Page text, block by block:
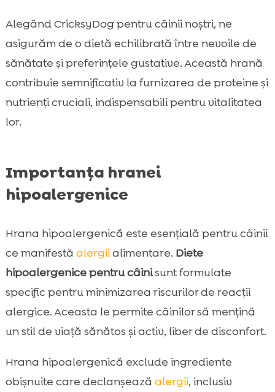
Alegând CricksyDog pentru câinii noștri, ne
asigurăm de o dietă echilibrată între nevoile de
sănătate și preferințele gustative. Această hrană
contribuie semnificativ la furnizarea de proteine și
nutrienți cruciali, indispensabili pentru vitalitatea
lor.
Importanța hranei
hipoalergenice
Hrana hipoalergenică este esențială pentru câinii
ce manifestă alergiialimentare. Diete
hipoalergenice pentru câinisunt formulate
specific pentru minimizarea riscurilor de reacții
alergice. Aceasta le permite câinilor să mențină
un stil de viață sănătos și activ, liber de disconfort.
Hrana hipoalergenică exclude ingrediente
obișnuite care declanșează alergii, inclusiv